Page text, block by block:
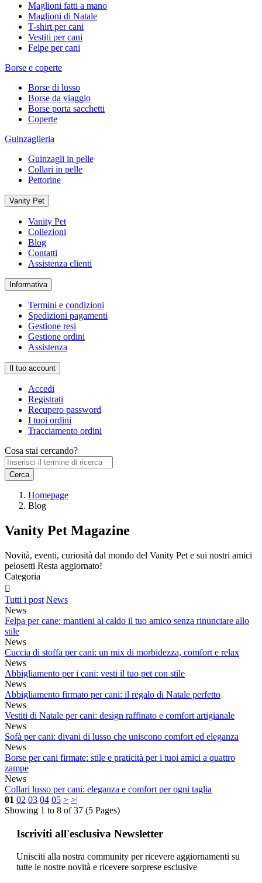
Maglioni fatti a mano
Maglioni di Natale
T-shirt per cani
Vestiti per cani
Felpe per cani
Borse e coperte
Borse di lusso
Borse da viaggio
Borse porta sacchetti
Coperte
Guinzaglieria
Guinzagli in pelle
Collari in pelle
Pettorine
Vanity Pet
Vanity Pet
Collezioni
Blog
Contatti
Assistenza clienti
Informativa
Termini e condizioni
Spedizioni pagamenti
Gestione resi
Gestione ordini
Assistenza
Il tuo account
Accedi
Registrati
Recupero password
I tuoi ordini
Tracciamento ordini
Cosa stai cercando?
Homepage
Blog
Vanity Pet Magazine
Novità, eventi, curiosità dal mondo del Vanity Pet e sui nostri amici
pelosetti Resta aggiornato!
Categoria

Tutti i post News
News
Felpa per cane: mantieni al caldo il tuo amico senza rinunciare allo
stile
News
Cuccia di stoffa per cani: un mix di morbidezza, comfort e relax
News
Abbigliamento per i cani: vesti il tuo pet con stile
News
Abbigliamento firmato per cani: il regalo di Natale perfetto
News
Vestiti di Natale per cani: design raffinato e comfort artigianale
News
Sofà per cani: divani di lusso che uniscono comfort ed eleganza
News
Borse per cani firmate: stile e praticità per i tuoi amici a quattro
zampe
News
Collari lusso per cani: eleganza e comfort per ogni taglia
01 02 03 04 05 > >|
Showing 1 to 8 of 37 (5 Pages)
Iscriviti all'esclusiva Newsletter
Unisciti alla nostra community per ricevere aggiornamenti su
tutte le nostre novità e ricevere sorprese esclusive